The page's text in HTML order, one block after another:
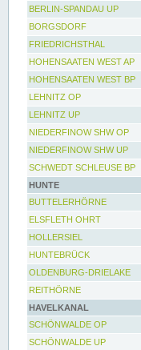
BERLIN-SPANDAU UP
BORGSDORF
FRIEDRICHSTHAL
HOHENSAATEN WEST AP
HOHENSAATEN WEST BP
LEHNITZ OP
LEHNITZ UP
NIEDERFINOW SHW OP
NIEDERFINOW SHW UP
SCHWEDT SCHLEUSE BP
HUNTE
BUTTELERHÖRNE
ELSFLETH OHRT
HOLLERSIEL
HUNTEBRÜCK
OLDENBURG-DRIELAKE
REITHÖRNE
HAVELKANAL
SCHÖNWALDE OP
SCHÖNWALDE UP